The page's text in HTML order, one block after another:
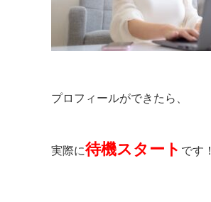
プロフィールができたら、
実際に待機スタート です！